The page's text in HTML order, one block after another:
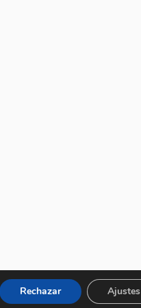
Rechazar Ajustes